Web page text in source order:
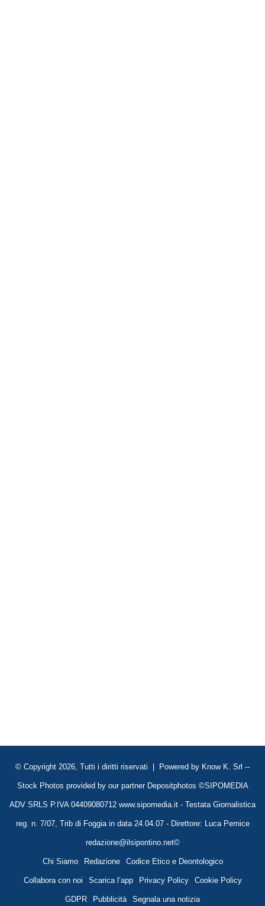
© Copyright 2026, Tutti i diritti riservati | Powered by Know K. Srl --
Stock Photos provided by our partner Depositphotos ©SIPOMEDIA
ADV SRLS P.IVA 04409080712 www.sipomedia.it - Testata Giornalistica
reg. n. 7/07, Trib di Foggia in data 24.04.07 - Direttore: Luca Pernice
redazione@ilsipontino.net©
Chi Siamo Redazione Codice Etico e Deontologico
Collabora con noi Scarica l’app Privacy Policy Cookie Policy
GDPR Pubblicità Segnala una notizia